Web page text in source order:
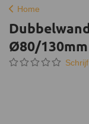
Home
Ø80/